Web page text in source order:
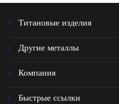
Титановые изделия
Другие металлы
Компания
Быстрые ссылки